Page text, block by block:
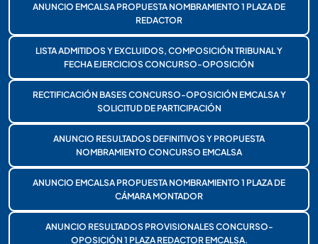
ANUNCIO EMCALSA PROPUESTA NOMBRAMIENTO 1 PLAZA DE
REDACTOR
LISTA ADMITIDOS Y EXCLUIDOS, COMPOSICIÓN TRIBUNAL Y
FECHA EJERCICIOS CONCURSO-OPOSICIÓN
RECTIFICACIÓN BASES CONCURSO-OPOSICIÓN EMCALSA Y
SOLICITUD DE PARTICIPACIÓN
ANUNCIO RESULTADOS DEFINITIVOS Y PROPUESTA
NOMBRAMIENTO CONCURSO EMCALSA
ANUNCIO EMCALSA PROPUESTA NOMBRAMIENTO 1 PLAZA DE
CÁMARA MONTADOR
ANUNCIO RESULTADOS PROVISIONALES CONCURSO-
OPOSICIÓN 1 PLAZA REDACTOR EMCALSA.